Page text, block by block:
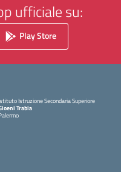
ufficiale su:
Play Store
Istruzione Secondaria Superiore
Trabia